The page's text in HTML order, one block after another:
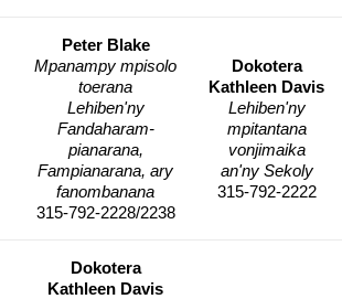
Peter Blake
Mpanampy mpisolo
toerana
Lehiben'ny
Fandaharam-
pianarana,
Fampianarana, ary
fanombanana
315-792-2228/2238
Dokotera
Kathleen Davis
Lehiben'ny
mpitantana
vonjimaika
an'ny Sekoly
315-792-2222
Dokotera
Kathleen Davis